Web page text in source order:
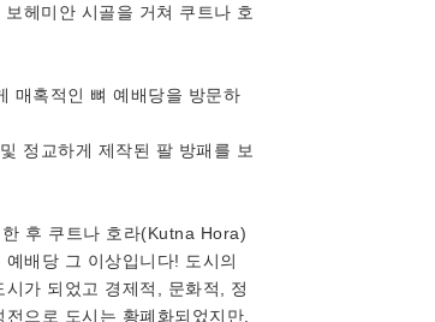
헤미안 시골을 거쳐 쿠트나 호
매혹적인 뼈 예배당을 방문하
정교하게 제작된 팔 방패를 보
후 쿠트나 호라(Kutna Hora)
배당 그 이상입니다! 도시의
가 되었고 경제적, 문화적, 정
으로 도시는 황폐화되었지만,